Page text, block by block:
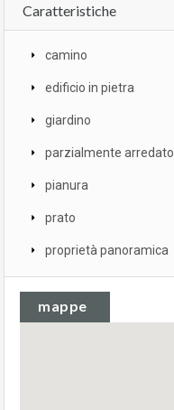
Caratteristiche
camino
edificio in pietra
giardino
parzialmente arredato
pianura
prato
proprietà panoramica
mappe